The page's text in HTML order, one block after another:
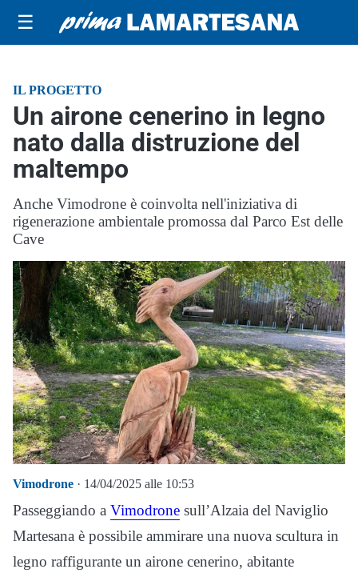
☰
IL PROGETTO
Un airone cenerino in legno
nato dalla distruzione del
maltempo
Anche Vimodrone è coinvolta nell'iniziativa di
rigenerazione ambientale promossa dal Parco Est delle
Cave
Vimodrone · 14/04/2025 alle 10:53
Passeggiando a Vimodrone sull’Alzaia del Naviglio
Martesana è possibile ammirare una nuova scultura in
legno raffigurante un airone cenerino, abitante